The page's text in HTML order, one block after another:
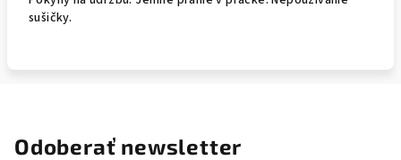
sušičky.
Odoberať newsletter